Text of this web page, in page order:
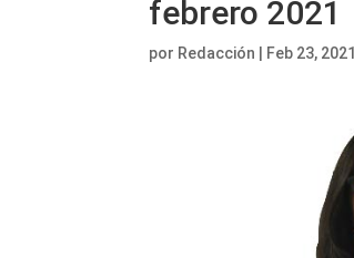
febrero 2021
por Redacción Feb 23, 2021